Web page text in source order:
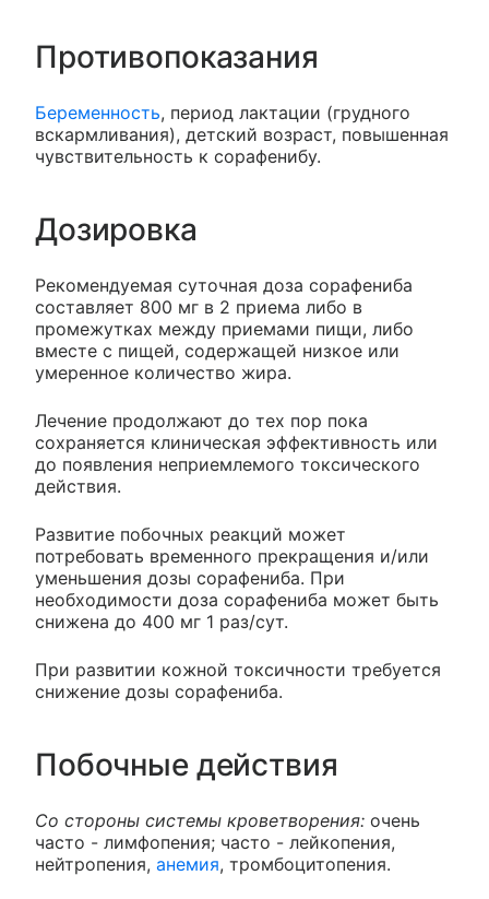
Противопоказания
Беременность, период лактации (грудного
вскармливания), детский возраст, повышенная
чувствительность к сорафенибу.
Дозировка
Рекомендуемая суточная доза сорафениба
составляет 800 мг в 2 приема либо в
промежутках между приемами пищи, либо
вместе с пищей, содержащей низкое или
умеренное количество жира.
Лечение продолжают до тех пор пока
сохраняется клиническая эффективность или
до появления неприемлемого токсического
действия.
Развитие побочных реакций может
потребовать временного прекращения и/или
уменьшения дозы сорафениба. При
необходимости доза сорафениба может быть
снижена до 400 мг 1 раз/сут.
При развитии кожной токсичности требуется
снижение дозы сорафениба.
Побочные действия
Со стороны системы кроветворения: очень
часто - лимфопения; часто - лейкопения,
нейтропения, анемия, тромбоцитопения.